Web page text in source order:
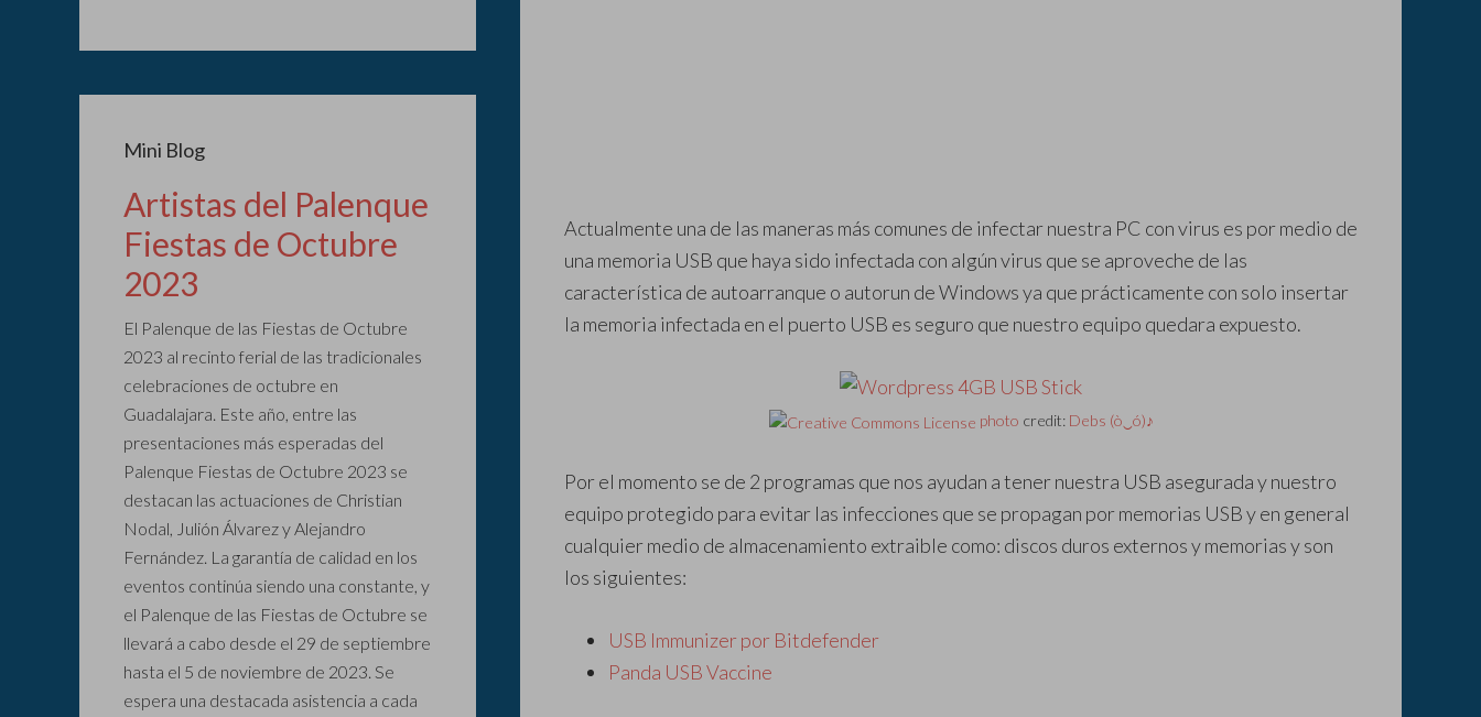
Actualmente una de las maneras más comunes de infectar nuestra PC con virus es por medio de
una memoria USB que haya sido infectada con algún virus que se aproveche de las
característica de autoarranque o autorun de Windows ya que prácticamente con solo insertar
la memoria infectada en el puerto USB es seguro que nuestro equipo quedara expuesto.
photo credit: Debs (ò‿ó)♪
Por el momento se de 2 programas que nos ayudan a tener nuestra USB asegurada y nuestro
equipo protegido para evitar las infecciones que se propagan por memorias USB y en general
cualquier medio de almacenamiento extraible como: discos duros externos y memorias y son
los siguientes:
USB Immunizer por Bitdefender
Panda USB Vaccine
Mini Blog
Artistas del Palenque
Fiestas de Octubre
2023
El Palenque de las Fiestas de Octubre
2023 al recinto ferial de las tradicionales
celebraciones de octubre en
Guadalajara. Este año, entre las
presentaciones más esperadas del
Palenque Fiestas de Octubre 2023 se
destacan las actuaciones de Christian
Nodal, Julión Álvarez y Alejandro
Fernández. La garantía de calidad en los
eventos continúa siendo una constante, y
el Palenque de las Fiestas de Octubre se
llevará a cabo desde el 29 de septiembre
hasta el 5 de noviembre de 2023. Se
espera una destacada asistencia a cada